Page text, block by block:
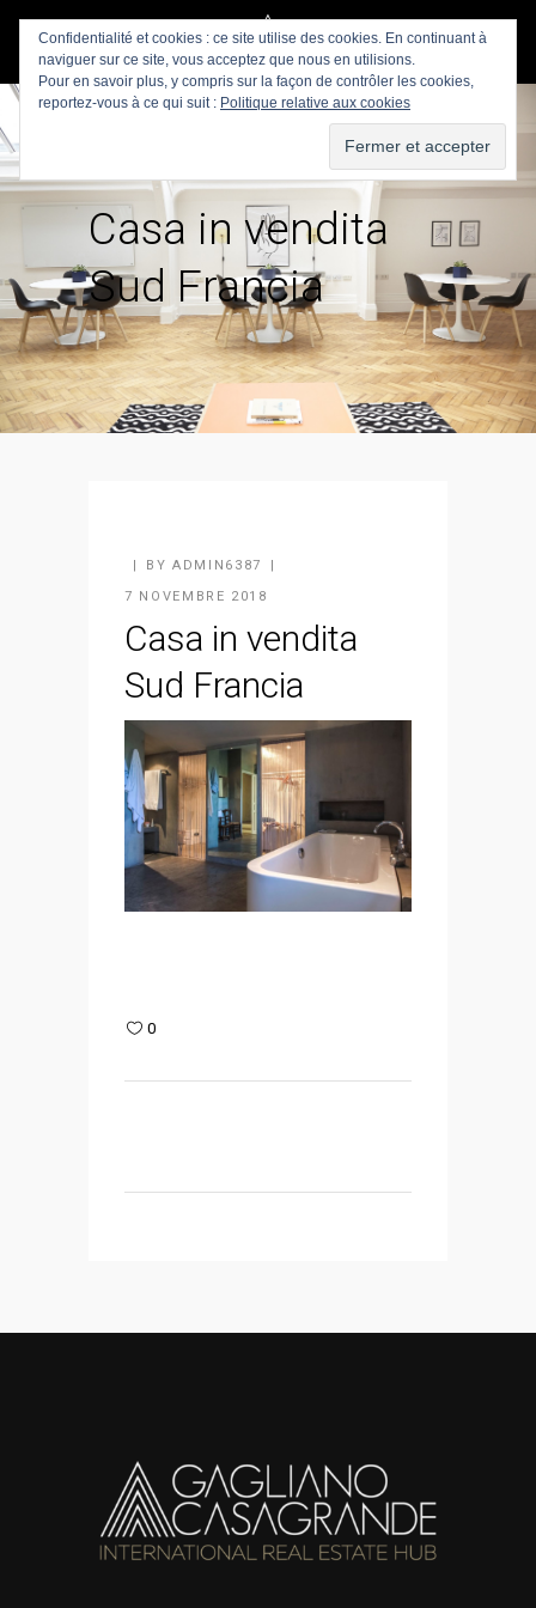
Casa in vendita
Sud Francia
BY ADMIN6387
7 NOVEMBRE 2018
Casa in vendita
Sud Francia
0
Confidentialité et cookies : ce site utilise des cookies. En continuant à
naviguer sur ce site, vous acceptez que nous en utilisions.
Pour en savoir plus, y compris sur la façon de contrôler les cookies,
reportez-vous à ce qui suit : Politique relative aux cookies